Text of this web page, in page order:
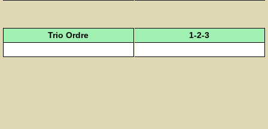
Trio Ordre 1-2-3